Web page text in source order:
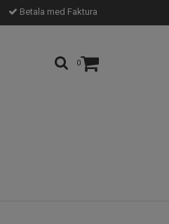
Betala med Faktura
0